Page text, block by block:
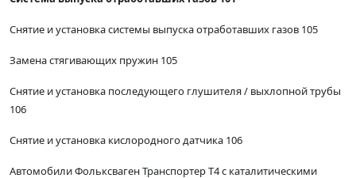
Снятие и установка системы выпуска отработавших газов 105
Замена стягивающих пружин 105
Снятие и установка последующего глушителя / выхлопной трубы
106
Снятие и установка кислородного датчика 106
Автомобили Фольксваген Транспортер Т4 с каталитическими